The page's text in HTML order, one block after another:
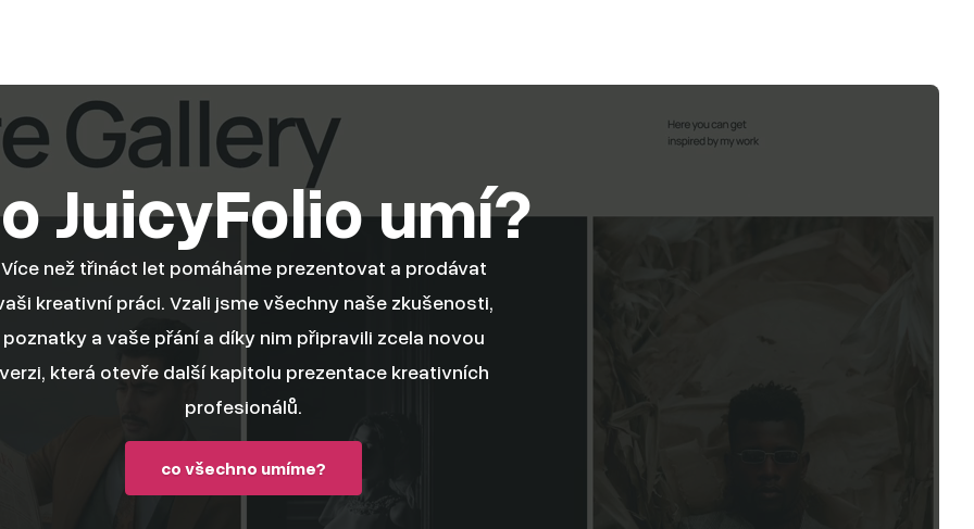
JuicyFolio umí?
Více než třináct let pomáháme prezentovat a prodávat
kreativní práci. Vzali jsme všechny naše zkušenosti,
poznatky a vaše přání a díky nim připravili zcela novou
která otevře další kapitolu prezentace kreativních
profesionálů.
co všechno umíme?